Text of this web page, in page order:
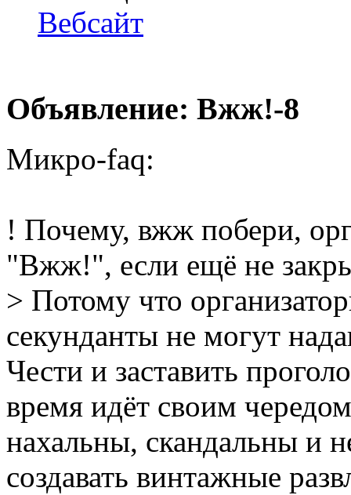
Вебсайт
Объявление: Вжж!-8
Микро-faq:
! Почему, вжж побери,
"Вжж!", если ещё не
> Потому что
секунданты не могут
Чести и заставить
время идёт своим
нахальны, скандальны и
создавать винтажные